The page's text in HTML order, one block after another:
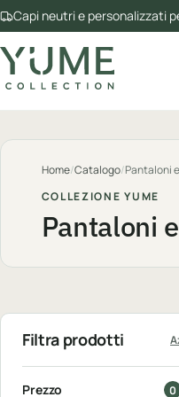
Capi neutri e personalizzati
Home/Catalogo/Pantaloni
COLLEZIONE YUME
Pantaloni
Filtra prodotti
Prezzo 0